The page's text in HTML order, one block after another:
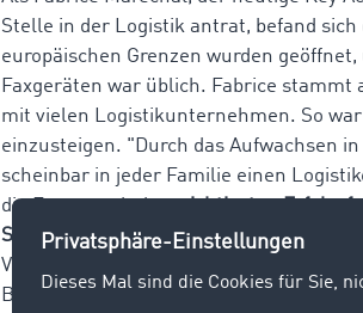
Stelle in der Logistik antrat, befand
europäischen Grenzen wurden
Faxgeräten war üblich. Fabrice stammt
mit vielen Logistikunternehmen. So
einzusteigen. "Durch das Aufwachsen
scheinbar in jeder Familie einen
die Frage nach den
Schnelligkeit, klare Kommunikation
Verlässlichkeit und Partnerschaften
Bedeutung, um erfolgreich zu sein.